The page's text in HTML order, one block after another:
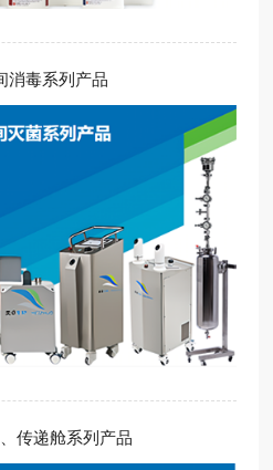
消毒系列产品
传递舱系列产品